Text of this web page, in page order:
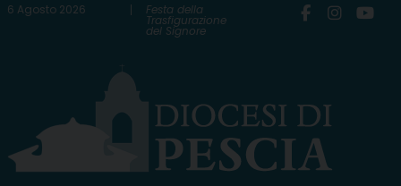
Skip
6 Agosto 2026 Festa della
Trasfigurazione
del Signore